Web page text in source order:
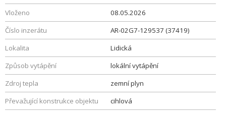
Vloženo
08.05.2026
Číslo inzerátu
AR-02G7-129537 (37419)
Lokalita
Lidická
Způsob vytápění
lokální vytápění
Zdroj tepla
zemní plyn
Převažující konstrukce objektu
cihlová